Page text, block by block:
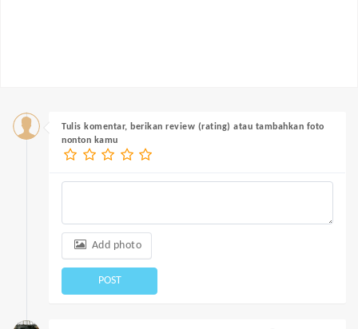
Tulis komentar, berikan review (rating) atau tambahkan foto
nonton kamu
Add photo
POST